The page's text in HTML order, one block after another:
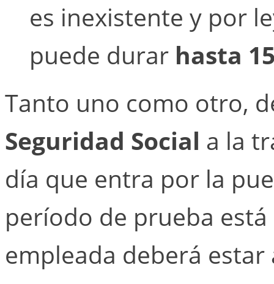
es inexistente y por
puede durar hasta
Tanto uno como otro,
Seguridad Social a la
día que entra por la
período de prueba
empleada deberá estar